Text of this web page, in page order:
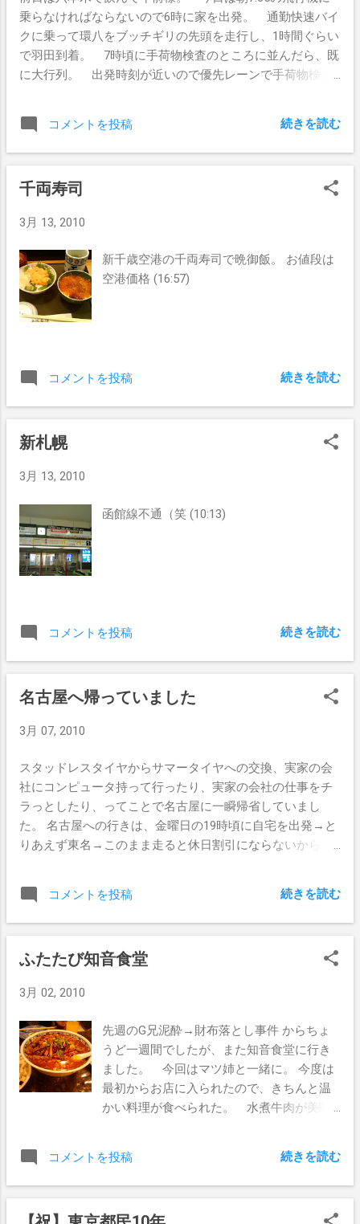
乗らなければならないので6時に家を出発。 通勤快速バイ
クに乗って環八をブッチギリの先頭を走行し、1時間ぐらい
で羽田到着。 7時頃に手荷物検査のところに並んだら、既
に大行列。 出発時刻が近いので優先レーンで手荷物検査
時間、お菓子をオレに渡すの忘れてるし。。 食い物の恨
みは激しい人なので、意気消沈。 千歳空港に着いてから札
調に走っていたのだが、新札幌駅で信号機故障のため停
えて札幌駅へ移動。 いい加減クタクタなので、昼ご飯を食
べて帰ることに。 ビックカメラの上にラーメン屋がいっ
ぱいあるってコトなので行ってみたのだが、お台場のラー
メン屋をイッパイ集めたイベント会場みたいな雰囲気で、
こういうところで美味しいラーメンを食べた覚えがないの
で、また意気消沈。 でビックカメラの向かいのラーメン
乗ることとなったのだが、千歳空港まで各駅停車になって
ついて、JAL のカウンターでチケットを早い時間に変えて
くれないか交渉したところ、「今のチケットをキャンセル
ケットを買っていただくことに。。」とかいうこと言わ
時間ほど読書していました。 途中、大泉洋がよく行くとい
われていた寿司屋に行ったのだが。。 美味しいことは確
かだが、値段が空港価格。 東京でもコレ以下の値段で同
じぐらいの味のモノが食べられるよ、とか思った次第。 帰
ンがかからないって、、ウチのバイクみたいだｗ これほど
ラブルは全てJALとJR北海道が持ってくれたと思うと、オ
レの不運を全て被ってくれたのかも。（笑）
コメントを投稿 続きを読む
千両寿司
3月 13, 2010
新千歳空港の千両寿司で晩御飯。 お値段は
空港価格 (16:57)
コメントを投稿 続きを読む
新札幌
3月 13, 2010
函館線不通（笑 (10:13)
コメントを投稿 続きを読む
名古屋へ帰っていました
3月 07, 2010
スタッドレスタイヤからサマータイヤへの交換、実家の会
社にコンピュータ持って行ったり、実家の会社の仕事をチ
ラっとしたり、ってことで名古屋に一瞬帰省していまし
た。 名古屋への行きは、金曜日の19時頃に自宅を出発→と
りあえず東名→このまま走ると休日割引にならないから、
新道を上る→国道1号をダウンヒル→国道一号で富士ICまで
→東名に入る→名古屋ICで降りる→実家。 なコース。 土
曜日はマッタリと起きて、公認会計士の先生のところへお
をセットアップしようとしたところ、PCが Windows
社と個人の青色申告を、税理士先生や決算代行業者にお願
いした方がよいかを聞いたところ、僕の場合は「自分でで
きるウチは自分でやっておいてもよいのでは」といったご
意見を。 自分で決算＋申告するってことで、いろいろと
理解する機会にもなるから、というご意見を。 有資格者
に「自分でやれば」という意見は初めて聞いた。（笑） そ
の後、22:30頃に実家を出発して、東京には翌日の3時頃到
コッチでの休憩で20分ずつ寝たりしていた。 サマータイヤ
り、高速道路でツイツイ調子に乗って速い車に付いていっ
コメントを投稿 続きを読む
ふたたび知音食堂
3月 02, 2010
先週のG兄泥酔→財布落とし事件 からちょ
うど一週間でしたが、また知音食堂に行き
ました。 今回はマツ姉と一緒に。 今度は
最初からお店に入られたので、きちんと温
かい料理が食べられた。 水煮牛肉が美味
どを注文。 締めに甘いものもいただきま
した。 N兄のおかげで、四川料理の美味し
コメントを投稿 続きを読む